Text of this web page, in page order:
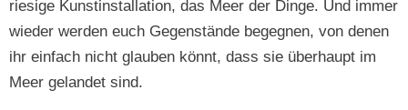
riesige Kun­stin­stal­la­tion, das Meer der Dinge. Und immer
wieder wer­den euch Gegen­stände begeg­nen, von denen
ihr ein­fach nicht glauben kön­nt, dass sie über­haupt im
Meer gelandet sind.